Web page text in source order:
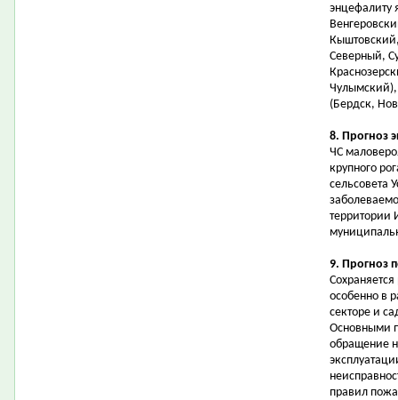
энцефалиту
Северный,
Чулымский),
(Бердск,
8. Прогноз
ЧС
крупного
сельсовета
территории
9. Прогноз
особенно в
секторе и
Основными
обращение
правил